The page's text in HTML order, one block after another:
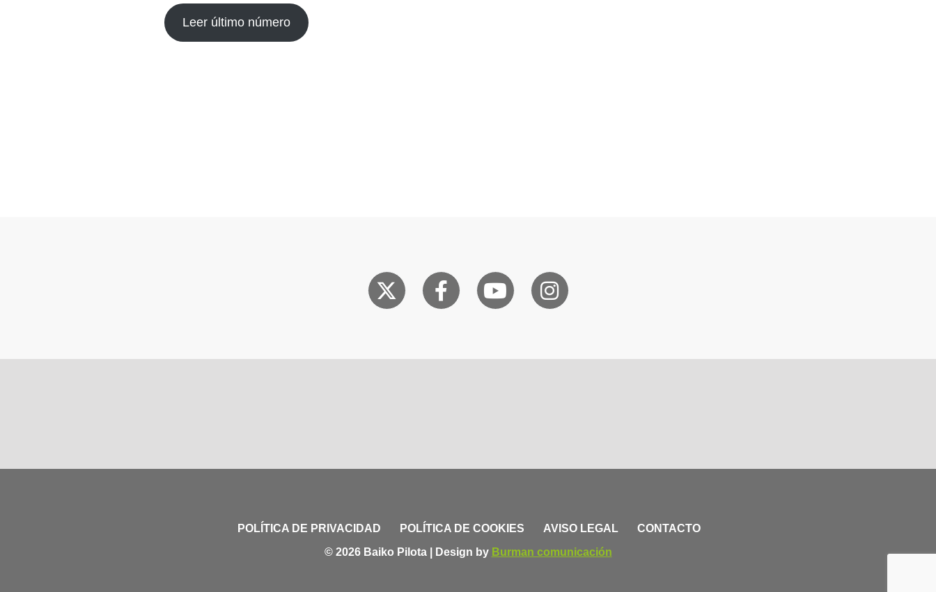
Leer último número
POLÍTICA DE PRIVACIDAD POLÍTICA DE COOKIES AVISO LEGAL
CONTACTO
© 2026 Baiko Pilota | Design by Burman comunicación